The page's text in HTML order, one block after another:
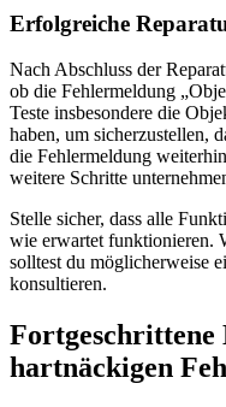
Erfolgreiche
Nach Abschluss der
ob die Fehlermeldung
Teste insbesondere die
haben, um sicherzustellen,
die Fehlermeldung
weitere Schritte
Stelle sicher, dass alle
wie erwartet funktionieren.
solltest du möglicherweise
konsultieren.
Fortgeschrittene
hartnäckigen